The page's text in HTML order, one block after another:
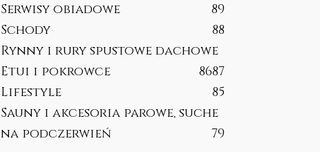
Serwisy obiadowe
89
Schody
88
Rynny i rury spustowe dachowe
87
Etui i pokrowce
86
Lifestyle
85
Sauny i akcesoria parowe, suche
na podczerwień
79